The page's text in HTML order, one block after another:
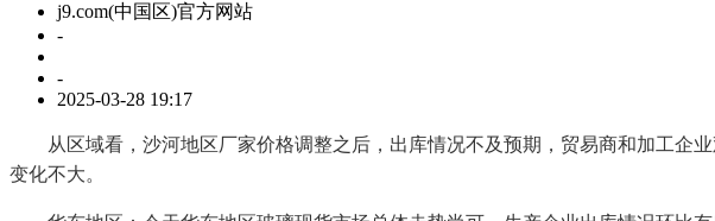
j9.com(中国区)官方网站
-
-
2025-03-28 19:17
从区域看，沙河地区厂家价格调整之后，出库情况不及预期，贸易商和加工企业
变化不大。